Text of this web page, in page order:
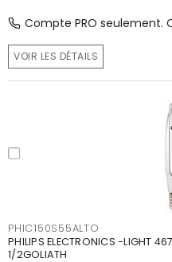
Compte PRO seulement.
VOIR LES DÉTAILS
PHIC150S55ALTO
PHILIPS ELECTRONICS -LIGHT
1/2GOLIATH